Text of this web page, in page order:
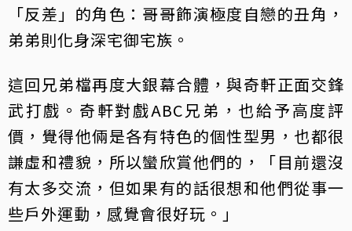
「反差」的角色：哥哥飾演極度自戀的丑角，
弟弟則化身深宅御宅族。
這回兄弟檔再度大銀幕合體，與奇軒正面交鋒
武打戲。奇軒對戲ABC兄弟，也給予高度評
價，覺得他倆是各有特色的個性型男，也都很
謙虛和禮貌，所以蠻欣賞他們的，「目前還沒
有太多交流，但如果有的話很想和他們從事一
些戶外運動，感覺會很好玩。」